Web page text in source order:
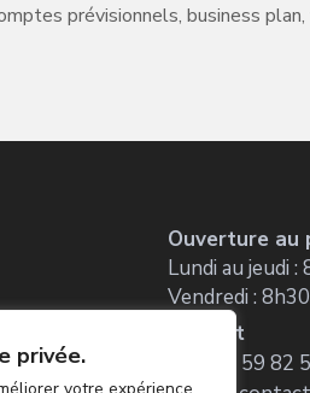
privée.
prévisionnels, business
Ouverture au
Lundi au jeudi
Vendredi :
Contact
Tel : 05 59 82